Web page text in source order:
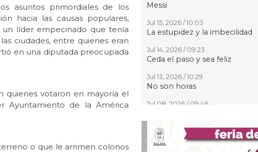
asuntos primordiales de los
hacia las causas populares,
líder empecinado que tenía
ciudades, entre quienes eran
en una diputada preocupada
quienes votaron en mayoría el
Ayuntamiento de la América
o que le arrimen colonos
Messi
Jul 15, 2026 / 10:03
La estupidez y la imbecilidad
Jul 14, 2026 / 09:23
Ceda el paso y sea feliz
Jul 13, 2026 / 10:29
No son horas
Jul 08, 2026 / 09:46
Jul 07, 2026 / 09:33
Grupo MAS contra Veracruz